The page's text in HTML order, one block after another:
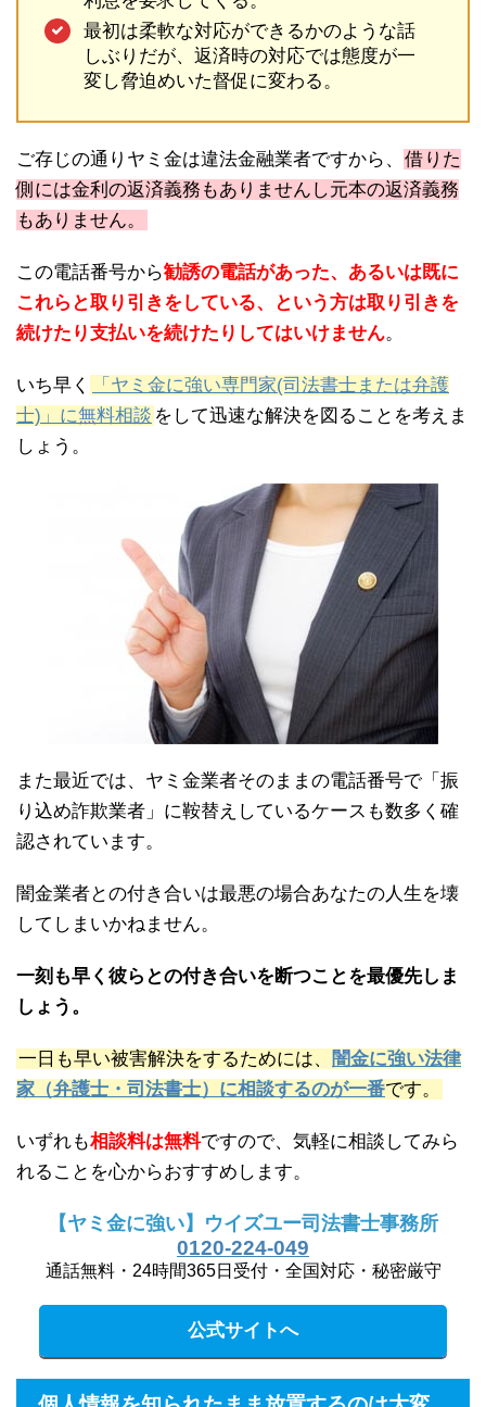
最初は柔軟な対応ができるかのような話
しぶりだが、返済時の対応では態度が一
変し脅迫めいた督促に変わる。
ご存じの通りヤミ金は違法金融業者ですから、
借りた
側には金利の返済義務もありませんし元本の返済義務
もありません。
この電話番号から勧誘の電話があった、あるいは既に
これらと取り引きをしている、という方は取り引きを
続けたり支払いを続けたりしてはいけません。
いち早く
「ヤミ金に強い専門家(司法書士または弁護
士)」に無料相談 をして迅速な解決を図ることを考えま
しょう。
また最近では、ヤミ金業者そのままの電話番号で「振
り込め詐欺業者」に鞍替えしているケースも数多く確
認されています。
闇金業者との付き合いは最悪の場合あなたの人生を壊
してしまいかねません。
一刻も早く彼らとの付き合いを断つことを最優先しま
しょう。
一日も早い被害解決をするためには、
闇金に強い法律
家（弁護士・司法書士）に相談するのが一番です。
いずれも相談料は無料ですので、気軽に相談してみら
れることを心からおすすめします。
【ヤミ金に強い】ウイズユー司法書士事務所
0120-224-049
通話無料・24時間365日受付・全国対応・秘密厳守
公式サイトへ